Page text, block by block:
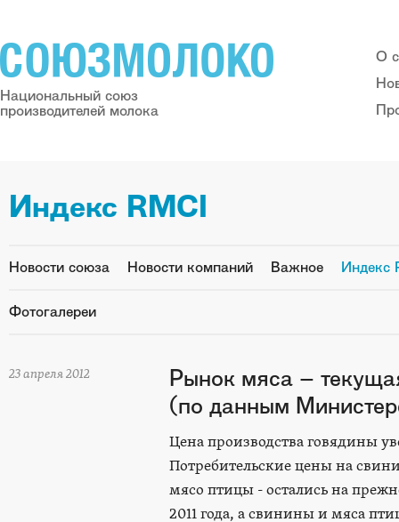
Национальный союз
производителей молока
О
Индекс RMCI
Новости союза Новости компаний Важное Индекс
Фотогалереи
23 апреля 2012
Рынок мяса –
(по данным
Цена производства говядины
Потребительские цены на
мясо птицы - остались на
2011 года, а свинины и мяса